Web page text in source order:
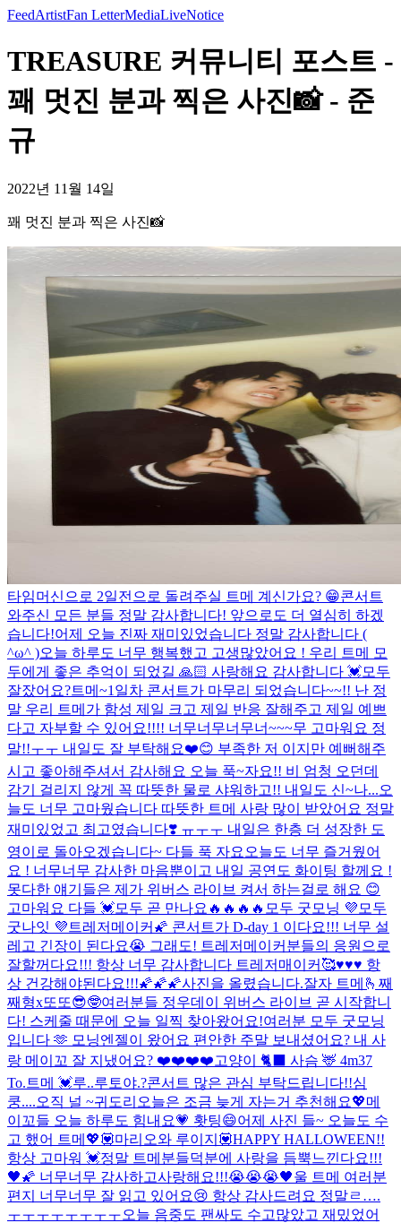
FeedArtistFan LetterMediaLiveNotice
TREASURE 커뮤니티 포스트 -
꽤 멋진 분과 찍은 사진📸 - 준
규
2022년 11월 14일
꽤 멋진 분과 찍은 사진📸
타임머신으로 2일전으로 돌려주실 트메 계신가요? 😁콘서트
와주신 모든 분들 정말 감사합니다! 앞으로도 더 열심히 하겠
습니다!어제 오늘 진짜 재미있었습니다 정말 감사합니다 (
^ω^ )오늘 하루도 너무 행복했고 고생많았어요 ! 우리 트메 모
두에게 좋은 추억이 되었길 🙏🏻 사랑해요 감사합니다 💓모두
잘잤어요?트메~1일차 콘서트가 마무리 되었습니다~~!! 난 정
말 우리 트메가 함성 제일 크고 제일 반응 잘해주고 제일 예쁘
다고 자부할 수 있어요!!!! 너무너무너무너~~~무 고마워요 정
말!!ㅜㅜ 내일도 잘 부탁해요❤️😊 부족한 저 이지만 예뻐해주
시고 좋아해주셔서 감사해요 오늘 푹~자요!! 비 엄청 오던데
감기 걸리지 않게 꼭 따뜻한 물로 샤워하고!! 내일도 신~나...오
늘도 너무 고마웠습니다 따뜻한 트메 사랑 많이 받았어요 정말
재미있었고 최고였습니다❣️ ㅠㅜㅜ 내일은 한층 더 성장한 도
영이로 돌아오겠습니다~ 다들 푹 자요 오늘도 너무 즐거웠어
요 ! 너무너무 감사한 마음뿐이고 내일 공연도 화이팅 할께요 !
못다한 얘기들은 제가 위버스 라이브 켜서 하는걸로 해요 😊
고마워요 다들 💓모두 곧 만나요🔥🔥🔥🔥 모두 굿모닝 💜 모두
굿나잇 💜 트레저메이커🌠 콘서트가 D-day 1 이다요!!! 너무 설
레고 긴장이 된다요😭 그래도! 트레저메이커분들의 응원으로
잘할꺼다요!!! 항상 너무 감사합니다 트레저매이커🥰♥️♥️♥️ 항
상 건강해야된다요!!!🌠🌠🌠사진을 올렸습니다.잘자 트메🫰 째
째형x또또😎🤓여러분들 정우데이 위버스 라이브 곧 시작합니
다! 스케줄 때문에 오늘 일찍 찾아왔어요!여러분 모두 굿모닝
입니다 🫶 모닝엔젤이 왔어요 편안한 주말 보내셨어요? 내 사
랑 메이꼬 잘 지냈어요? ❤️❤️❤️❤️고양이 🐈‍⬛ 사슴 🦌 4m37
To.트메 💓루..루토야.?콘서트 많은 관심 부탁드립니다!!심
쿵....오직 널 ~귀도리 오늘은 조금 늦게 자는거 추천해요💖메
이꼬들 오늘 하루도 힘내요💗 홧팅😄어제 사진 들~ 오늘도 수
고 했어 트메💖💟마리오와 루이지💟HAPPY HALLOWEEN!!
항상 고마워 💓정말 트메분들덕분에 사랑을 듬뿍느낀다요!!!
🖤🌠 너무너무 감사하고사랑해요!!!😭😭😭🖤울 트메 여러분
편지 너무너무 잘 읽고 있어요😢 항상 감사드려요 정말ㄹ….
ㅜㅜㅜㅜㅜㅜㅜㅜ오늘 음중도 팬싸도 수고많았고 재밌었어